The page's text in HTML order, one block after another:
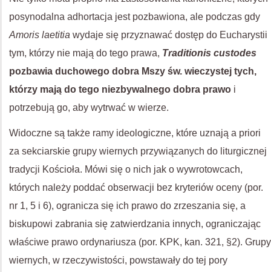
posynodalna adhortacja jest pozbawiona, ale podczas gdy
Amoris laetitia wydaje się przyznawać dostęp do Eucharystii
tym, którzy nie mają do tego prawa, Traditionis custodes
pozbawia duchowego dobra Mszy św. wieczystej tych,
którzy mają do tego niezbywalnego dobra prawo i
potrzebują go, aby wytrwać w wierze.
Widoczne są także ramy ideologiczne, które uznają a priori
za sekciarskie grupy wiernych przywiązanych do liturgicznej
tradycji Kościoła. Mówi się o nich jak o wywrotowcach,
których należy poddać obserwacji bez kryteriów oceny (por.
nr 1, 5 i 6), ogranicza się ich prawo do zrzeszania się, a
biskupowi zabrania się zatwierdzania innych, ograniczając
właściwe prawo ordynariusza (por. KPK, kan. 321, §2). Grupy
wiernych, w rzeczywistości, powstawały do tej pory